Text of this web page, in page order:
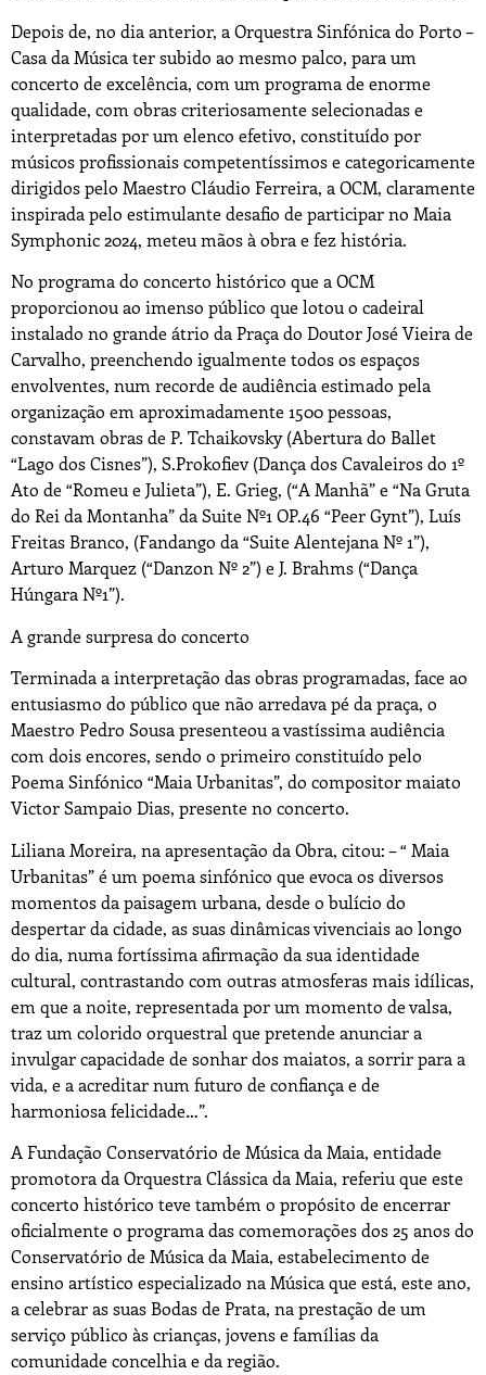
Depois de, no dia anterior, a Orquestra Sinfónica do Porto –
Casa da Música ter subido ao mesmo palco, para um
concerto de excelência, com um programa de enorme
qualidade, com obras criteriosamente selecionadas e
interpretadas por um elenco efetivo, constituído por
músicos profissionais competentíssimos e categoricamente
dirigidos pelo Maestro Cláudio Ferreira, a OCM, claramente
inspirada pelo estimulante desafio de participar no Maia
Symphonic 2024, meteu mãos à obra e fez história.
No programa do concerto histórico que a OCM
proporcionou ao imenso público que lotou o cadeiral
instalado no grande átrio da Praça do Doutor José Vieira de
Carvalho, preenchendo igualmente todos os espaços
envolventes, num recorde de audiência estimado pela
organização em aproximadamente 1500 pessoas,
constavam obras de P. Tchaikovsky (Abertura do Ballet
“Lago dos Cisnes”), S.Prokofiev (Dança dos Cavaleiros do 1º
Ato de “Romeu e Julieta”), E. Grieg, (“A Manhã” e “Na Gruta
do Rei da Montanha” da Suite Nº1 OP.46 “Peer Gynt”), Luís
Freitas Branco, (Fandango da “Suite Alentejana Nº 1”),
Arturo Marquez (“Danzon Nº 2”) e J. Brahms (“Dança
Húngara Nº1”).
A grande surpresa do concerto
Terminada a interpretação das obras programadas, face ao
entusiasmo do público que não arredava pé da praça, o
Maestro Pedro Sousa presenteou a vastíssima audiência
com dois encores, sendo o primeiro constituído pelo
Poema Sinfónico “Maia Urbanitas”, do compositor maiato
Victor Sampaio Dias, presente no concerto.
Liliana Moreira, na apresentação da Obra, citou: – “ Maia
Urbanitas” é um poema sinfónico que evoca os diversos
momentos da paisagem urbana, desde o bulício do
despertar da cidade, as suas dinâmicas vivenciais ao longo
do dia, numa fortíssima afirmação da sua identidade
cultural, contrastando com outras atmosferas mais idílicas,
em que a noite, representada por um momento de valsa,
traz um colorido orquestral que pretende anunciar a
invulgar capacidade de sonhar dos maiatos, a sorrir para a
vida, e a acreditar num futuro de confiança e de
harmoniosa felicidade…”.
A Fundação Conservatório de Música da Maia, entidade
promotora da Orquestra Clássica da Maia, referiu que este
concerto histórico teve também o propósito de encerrar
oficialmente o programa das comemorações dos 25 anos do
Conservatório de Música da Maia, estabelecimento de
ensino artístico especializado na Música que está, este ano,
a celebrar as suas Bodas de Prata, na prestação de um
serviço público às crianças, jovens e famílias da
comunidade concelhia e da região.